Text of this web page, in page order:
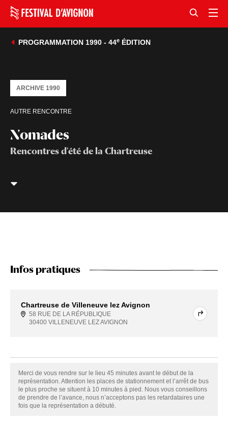
PROGRAMMATION 1990 - 44eÉDITION
Nomades
Rencontres d'été de la Chartreuse
AUTRE RENCONTRE
ARCHIVE 1990
Infos pratiques
Chartreuse de Villeneuve lez Avignon
58 RUE DE LA RÉPUBLIQUE
30400 VILLENEUVE LEZ AVIGNON
Merci de vous rendre sur le lieu 45 minutes avant le début de la
représentation. Attention les places de stationnement et l’arrêt de bus
le plus proche se situent à 10 minutes à pied. Nous vous conseillons
de prendre de l’avance, nous n’acceptons pas les retardataires une
fois que la représentation a débuté.